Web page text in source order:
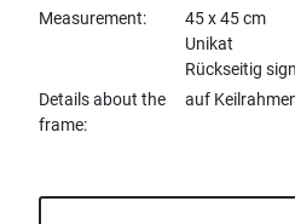
Measurement
45 x 45 cm
Unikat
Rückseitig
Details about the
frame
auf